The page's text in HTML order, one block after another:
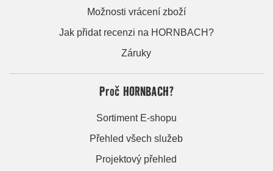
Možnosti vrácení zboží
Jak přidat recenzi na HORNBACH?
Záruky
Proč HORNBACH?
Sortiment E-shopu
Přehled všech služeb
Projektový přehled